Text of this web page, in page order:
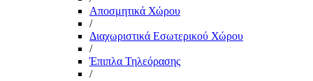
Αποσμητικά Χώρου
/
Διαχωριστικά Εσωτερικού Χώρου
/
Έπιπλα Τηλεόρασης
/